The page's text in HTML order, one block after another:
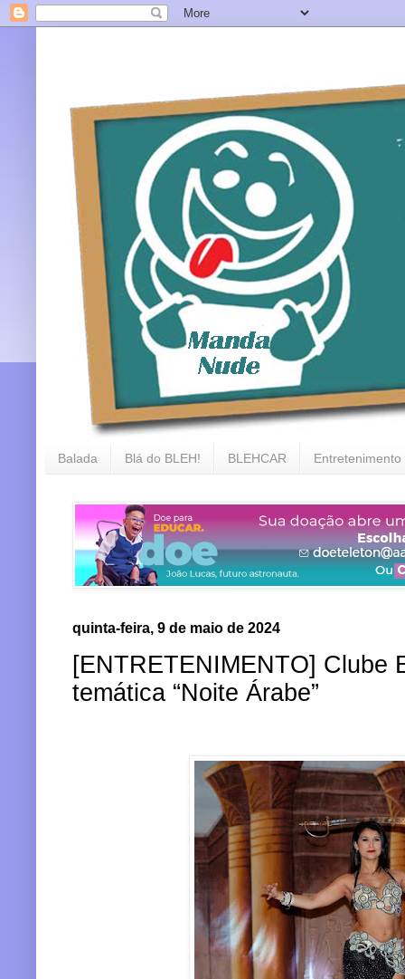
Balada Blá do BLEH! BLEHCAR Entretenimento
quinta-feira, 9 de maio de 2024
[ENTRETENIMENTO] Clube
temática “Noite Árabe”